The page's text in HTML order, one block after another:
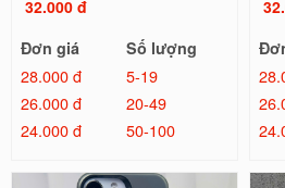
32.000 đ
Đơn giá
Số lượng
28.000 đ
5-19
26.000 đ
20-49
24.000 đ
50-100